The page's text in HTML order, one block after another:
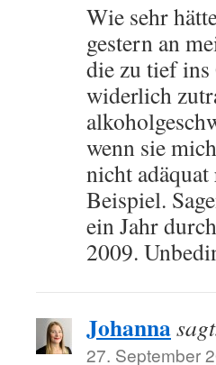
Wie sehr
gestern an
die zu tief ins
widerlich
wenn sie
nicht
Beispiel.
ein Jahr
2009.
Johanna
27. September